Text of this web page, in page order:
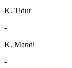
K. Tidur
-
K. Mandi
-